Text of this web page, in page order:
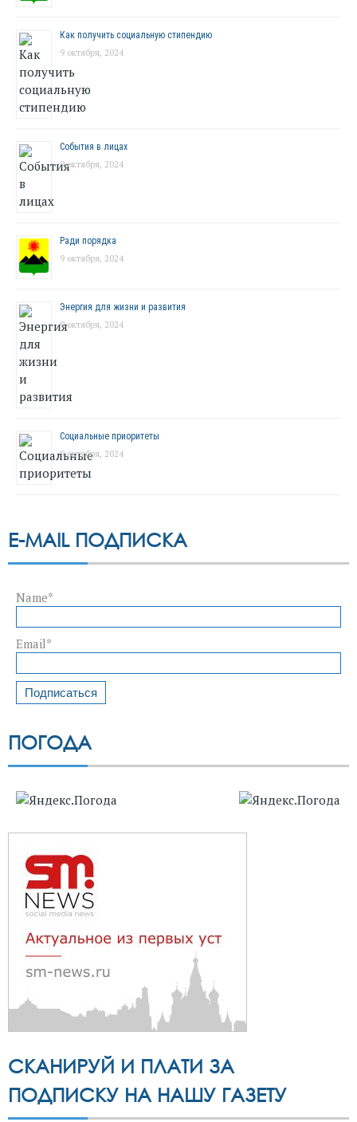
Как получить социальную стипендию
9 октября, 2024
События в лицах
9 октября, 2024
Ради порядка
9 октября, 2024
Энергия для жизни и развития
9 октября, 2024
Социальные приоритеты
9 октября, 2024
E-MAIL ПОДПИСКА
Name*
Email*
ПОГОДА
СКАНИРУЙ И ПЛАТИ ЗА
ПОДПИСКУ НА НАШУ ГАЗЕТУ